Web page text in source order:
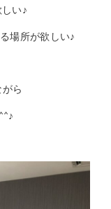
い♪
場所が欲しい♪
ら